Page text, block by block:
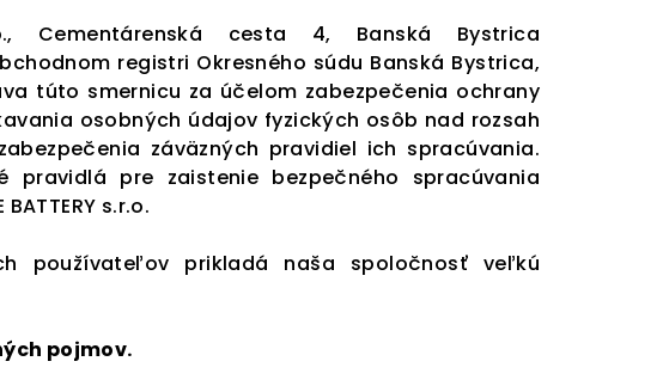
Cementárenská cesta 4, Banská Bystrica
registri Okresného súdu Banská Bystrica,
túto smernicu za účelom zabezpečenia ochrany
osobných údajov fyzických osôb nad rozsah
záväzných pravidiel ich spracúvania.
pravidlá pre zaistenie bezpečného spracúvania
s.r.o.
používateľov prikladá naša spoločnosť veľkú
pojmov.